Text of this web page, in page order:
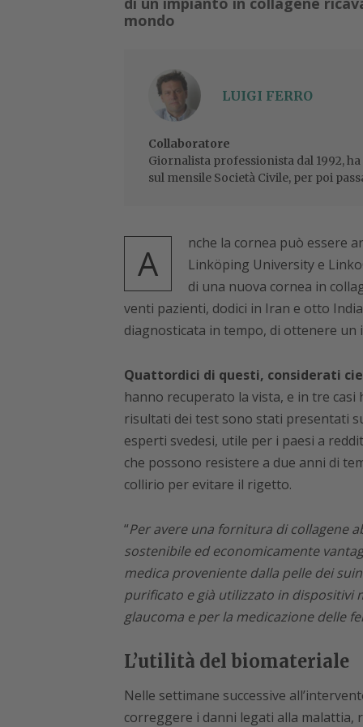
mondo
LUIGI FERRO
Collaboratore
Giornalista professionista dal 1992,
sul mensile Società Civile, per poi
A
nche la cornea può essere
Linköping University e
di una nuova cornea in
venti pazienti, dodici in Iran e otto
diagnosticata in tempo, di ottenere
Quattordici di questi, considerati
hanno recuperato la vista, e in tre
risultati dei test sono stati presentati
esperti svedesi, utile per i paesi a
che possono resistere a due anni di
collirio per evitare il rigetto.
“Per avere una fornitura di collagene
sostenibile ed economicamente
medica proveniente dalla pelle dei
purificato e già utilizzato in dispositivi
glaucoma e per la medicazione delle
L’utilità del biomateriale
Nelle settimane successive
correggere i danni legati alla